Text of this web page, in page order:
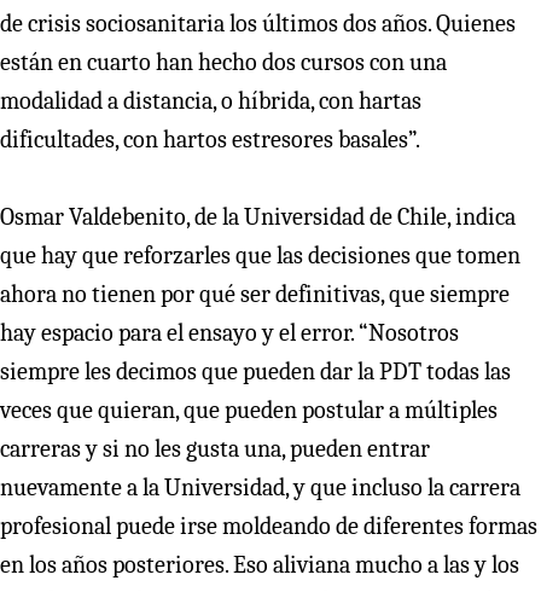
de crisis sociosanitaria los últimos dos años. Quienes
están en cuarto han hecho dos cursos con una
modalidad a distancia, o híbrida, con hartas
dificultades, con hartos estresores basales”.
Osmar Valdebenito, de la Universidad de Chile, indica
que hay que reforzarles que las decisiones que tomen
ahora no tienen por qué ser definitivas, que siempre
hay espacio para el ensayo y el error. “Nosotros
siempre les decimos que pueden dar la PDT todas las
veces que quieran, que pueden postular a múltiples
carreras y si no les gusta una, pueden entrar
nuevamente a la Universidad, y que incluso la carrera
profesional puede irse moldeando de diferentes formas
en los años posteriores. Eso aliviana mucho a las y los